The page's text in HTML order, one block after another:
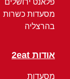
פלאנט ירושלים
מסעדות כשרות
בהרצליה
אודות 2eat
מסעדות